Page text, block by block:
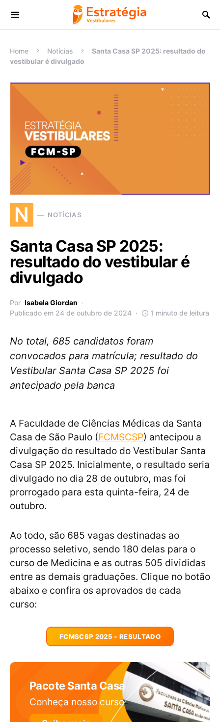
Procurar:
Home Notícias
Santa Casa SP 2025: resultado do
vestibular é divulgado
N NOTÍCIAS
Santa Casa SP 2025:
resultado do vestibular é
divulgado
Por Isabela Giordan
Publicado em 24 de outubro de 2024
1 minuto de leitura
No total, 685 candidatos foram
convocados para matrícula; resultado do
Vestibular Santa Casa SP 2025 foi
antecipado pela banca
A Faculdade de Ciências Médicas da Santa
Casa de São Paulo (FCMSCSP) antecipou a
divulgação do resultado do Vestibular Santa
Casa SP 2025. Inicialmente, o resultado seria
divulgado no dia 28 de outubro, mas foi
prorrogado para esta quinta-feira, 24 de
outubro.
Ao todo, são 685 vagas destinadas ao
processo seletivo, sendo 180 delas para o
curso de Medicina e as outras 505 divididas
entre as demais graduações. Clique no botão
abaixo e confira os aprovados de cada
curso:
FCMSCSP 2025 – RESULTADO
Pacote Santa Casa
Conheça nosso curso